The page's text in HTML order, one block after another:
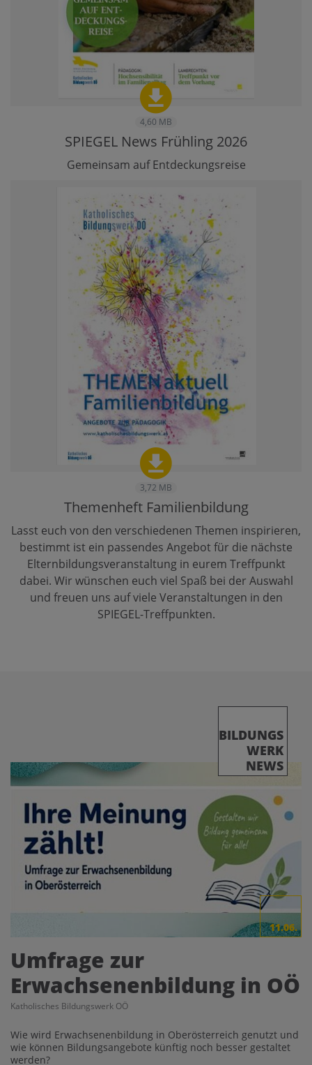
4,60 MB
SPIEGEL News Frühling 2026
Gemeinsam auf Entdeckungsreise
3,72 MB
Themenheft Familienbildung
Lasst euch von den verschiedenen Themen inspirieren,
bestimmt ist ein passendes Angebot für die nächste
Elternbildungsveranstaltung in eurem Treffpunkt
dabei. Wir wünschen euch viel Spaß bei der Auswahl
und freuen uns auf viele Veranstaltungen in den
SPIEGEL-Treffpunkten.
BILDUNGS
WERK
NEWS
11.06.
Umfrage zur
Erwachsenenbildung in OÖ
Katholisches Bildungswerk OÖ
Wie wird Erwachsenenbildung in Oberösterreich genutzt und
wie können Bildungsangebote künftig noch besser gestaltet
werden?